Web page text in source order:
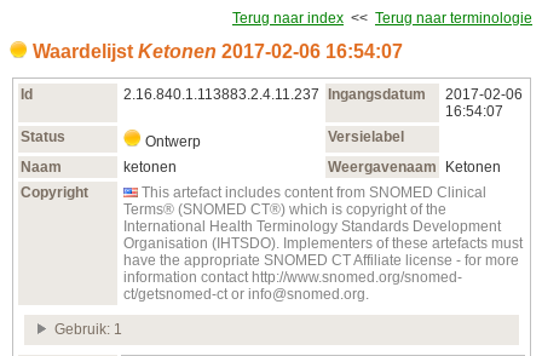
Terug naar index << Terug naar terminologie
Waardelijst Ketonen 2017‑02‑06 16:54:07
Id 2.16.840.1.113883.2.4.11.237 Ingangsdatum
2017‑02‑06
16:54:07
Status
Ontwerp
Versielabel
Naam
ketonen Weergavenaam
Ketonen
Copyright
This artefact includes content from SNOMED Clinical
Terms® (SNOMED CT®) which is copyright of the
International Health Terminology Standards Development
Organisation (IHTSDO). Implementers of these artefacts must
have the appropriate SNOMED CT Affiliate license - for more
information contact http://www.snomed.org/snomed-
ct/getsnomed-ct or info@snomed.org.
Gebruik: 1